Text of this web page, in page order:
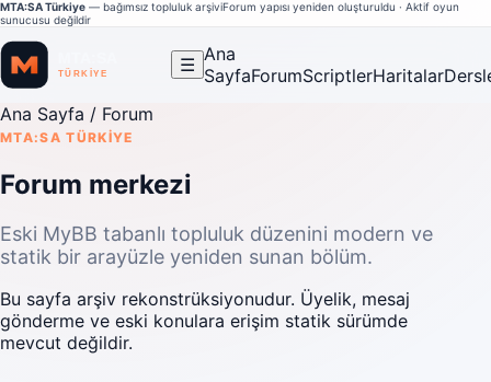
MTA:SA Türkiye — bağımsız topluluk arşiviForum yapısı yeniden oluşturuldu · Aktif oyun
sunucusu değildir
☰ Ana
SayfaForumScriptlerHaritalar
Ana Sayfa / Forum
MTA:SA TÜRKIYE
Forum merkezi
Eski MyBB tabanlı topluluk düzenini modern ve
statik bir arayüzle yeniden sunan bölüm.
Bu sayfa arşiv rekonstrüksiyonudur. Üyelik, mesaj
gönderme ve eski konulara erişim statik sürümde
mevcut değildir.